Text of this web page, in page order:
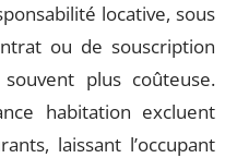
locative, sous
ou de souscription
plus coûteuse.
habitation excluent
laissant l’occupant